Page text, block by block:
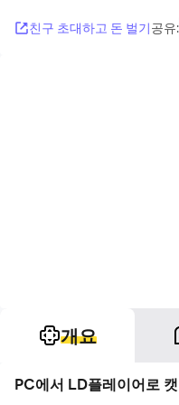
친구 초대하고 돈 벌기공유:
개요
PC에서 LD플레이어로